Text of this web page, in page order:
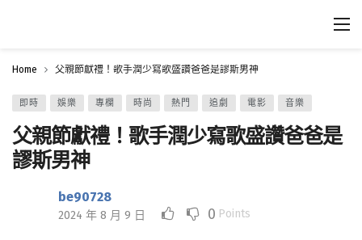
Home 父親節獻禮！歌手潤少寫歌盛讚爸爸是謬斯男神
即時 娛樂 專欄 時尚 熱門 追劇 電影 音樂
父親節獻禮！歌手潤少寫歌盛讚爸爸是
謬斯男神
be90728
2024 年 8 月 9 日 0 Points